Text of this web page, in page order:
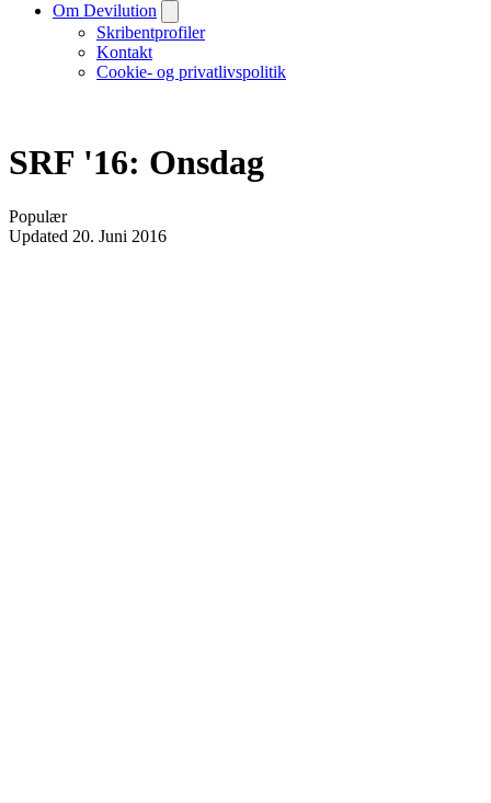
Om Devilution
Skribentprofiler
Kontakt
Cookie- og privatlivspolitik
SRF '16: Onsdag
Populær
Updated 20. Juni 2016